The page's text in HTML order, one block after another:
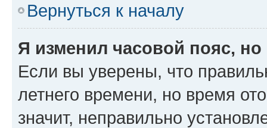
Вернуться к началу
Я изменил часовой пояс,
Если вы уверены, что
летнего времени, но время
значит, неправильно